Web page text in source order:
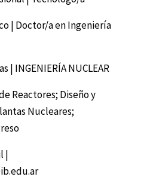
| Doctor/a en Ingeniería
| INGENIERÍA NUCLEAR
Reactores; Diseño y
Nucleares;
|